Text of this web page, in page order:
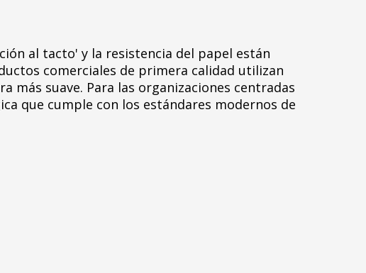
al tacto' y la resistencia del papel están
comerciales de primera calidad utilizan
más suave. Para las organizaciones centradas
que cumple con los estándares modernos de